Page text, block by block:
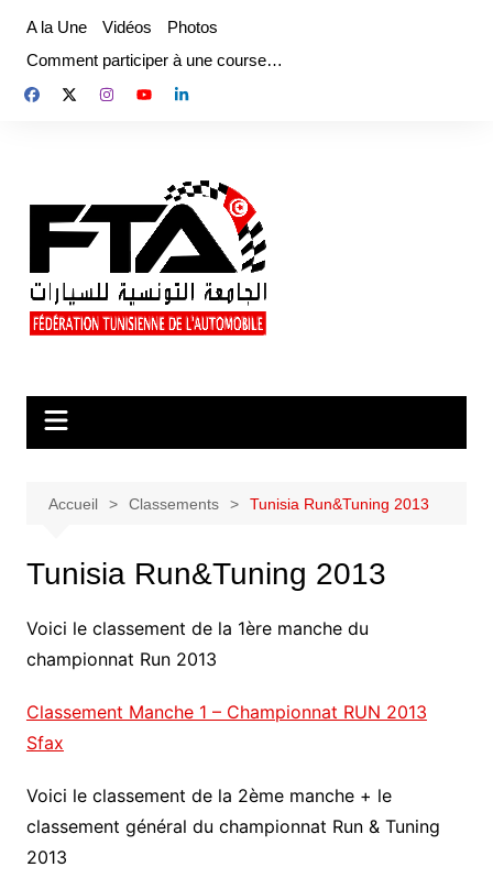
contenu
A la Une Vidéos
Photos
Comment participer à une course…
Accueil Classements Tunisia Run&Tuning 2013
Tunisia Run&Tuning 2013
Voici le classement de la 1ère manche du
championnat Run 2013
Classement Manche 1 – Championnat RUN 2013
Sfax
Voici le classement de la 2ème manche + le
classement général du championnat Run & Tuning
2013